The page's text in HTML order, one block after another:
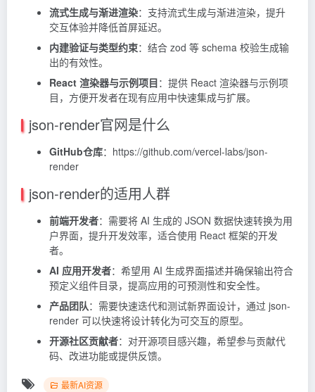
流式生成与渐进渲染：支持流式生成与渐进渲染，提升
交互体验并降低首屏延迟。
内建验证与类型约束：结合 zod 等 schema 校验生成输
出的有效性。
React 渲染器与示例项目：提供 React 渲染器与示例项
目，方便开发者在现有应用中快速集成与扩展。
json-render官网是什么
GitHub仓库：https://github.com/vercel-labs/json-
render
json-render的适用人群
前端开发者：需要将 AI 生成的 JSON 数据快速转换为用
户界面，提升开发效率，适合使用 React 框架的开发
者。
AI 应用开发者：希望用 AI 生成界面描述并确保输出符合
预定义组件目录，提高应用的可预测性和安全性。
产品团队：需要快速迭代和测试新界面设计，通过 json-
render 可以快速将设计转化为可交互的原型。
开源社区贡献者：对开源项目感兴趣，希望参与贡献代
码、改进功能或提供反馈。
最新AI资源